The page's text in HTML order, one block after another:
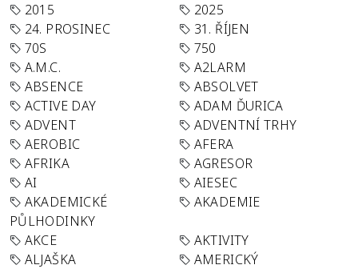
2015
2025
24. PROSINEC
31. ŘÍJEN
70S
750
A.M.C.
A2LARM
ABSENCE
ABSOLVET
ACTIVE DAY
ADAM ĎURICA
ADVENT
ADVENTNÍ TRHY
AEROBIC
AFERA
AFRIKA
AGRESOR
AI
AIESEC
AKADEMICKÉ
PŮLHODINKY
AKADEMIE
AKCE
AKTIVITY
ALJAŠKA
AMERICKÝ